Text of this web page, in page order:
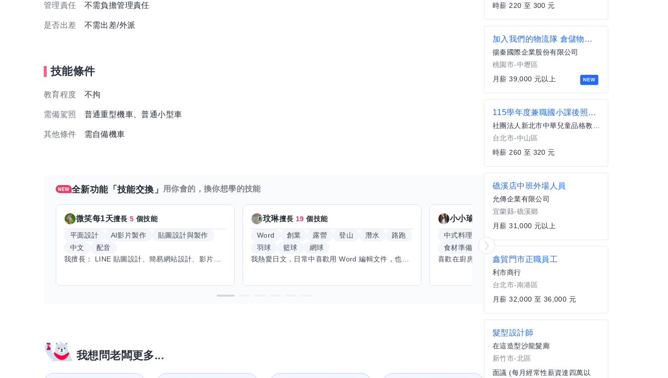
管理責任 不需負擔管理責任
是否出差 不需出差/外派
技能條件
教育程度 不拘
需備駕照 普通重型機車、普通小型車
其他條件 需自備機車
全新功能「技能交換」 用你會的，換你想學的技能
微笑每1天擅長5 個技能
平面設計 AI影片製作
貼圖設計與製作
中文
配音
我擅長： LINE 貼圖設計、簡易網站設計、影片剪輯、配音、AI 影片創作、音樂創作（原創歌曲／純音樂／配樂） 希望交換技能： ① 游泳（想學：自由式、蝶式） 已會基礎蛙式、仰式，但姿勢尚未標準，希望有人協助修正動作、提升效率。 ② 鋼琴（目前約巴哈初階程度） ③ 英文（程度約 B1～B2） 交換方式： 捷運可到處，部分技能可線上交換。
玟琳擅長 19 個技能
Word 創業 露營 登山 潛水
路跑
羽球
籃球
網球
我熱愛日文，日常中喜歡用 Word 編輯文件，也對創業有不少想法。希望能找到願意和我交換技能的朋友，我願意分享日文和辦公軟體技巧，期待學習手繪和烏克麗麗，感受不同的藝術魅力。年長帶來沉澱與耐心，願與你互相成長，一同探索新領域的喜悅。
小小瑜
中式料理 食材知識
食材準備
中文
我想問老闆更多...
時薪 220 至 300 元
NEW
加入我們的物流隊 倉儲物流人員(中壢)
揚秦國際企業股份有限公司
桃園市-中壢區
月薪 39,000 元以上
115學年度兼職國小課後照顧班老師 臺北市中山區
社團法人新北市中華兒童品格教育協會
台北市-中山區
時薪 260 至 320 元
礁溪店中班外場人員
允傳企業有限公司
宜蘭縣-礁溪鄉
月薪 31,000 元以上
鑫貿門市正職員工
利市商行
台北市-南港區
月薪 32,000 至 36,000 元
髮型設計師
在這造型沙龍髮廊
新竹市-北區
面議 (每月經常性薪資達四萬以